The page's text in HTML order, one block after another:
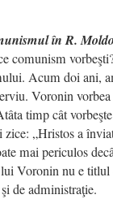
în R.
comunism
Acum doi ani,
Voronin
timp cât
zice: „Hristos a
mai periculos
Voronin nu e titlul
de administraţie.